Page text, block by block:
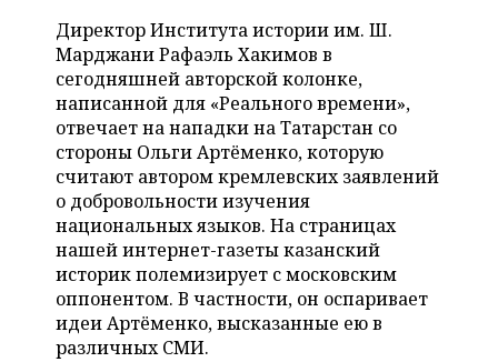
ВОЛЕЙБОЛ
КИБЕРСПОРТ
ФИГУРНОЕ КАТАНИЕ
ВОДНЫЕ ВИДЫ СПОРТА
ХОККЕЙ С МЯЧОМ
ИСТОРИЯ
КУЛЬТУРА
МЕДИЦИНА
ОБРАЗОВАНИЕ
ПРОИСШЕСТВИЯ
СПИСОК ПЕРСОН
СПИСОК КОМПАНИЙ
ПОЛНАЯ ВЕРСИЯ
Директор Института истории им. Ш.
Марджани Рафаэль Хакимов в
сегодняшней авторской колонке,
написанной для «Реального времени»,
отвечает на нападки на Татарстан со
стороны Ольги Артёменко, которую
считают автором кремлевских заявлений
о добровольности изучения
национальных языков. На страницах
нашей интернет-газеты казанский
историк полемизирует с московским
оппонентом. В частности, он оспаривает
идеи Артёменко, высказанные ею в
различных СМИ.